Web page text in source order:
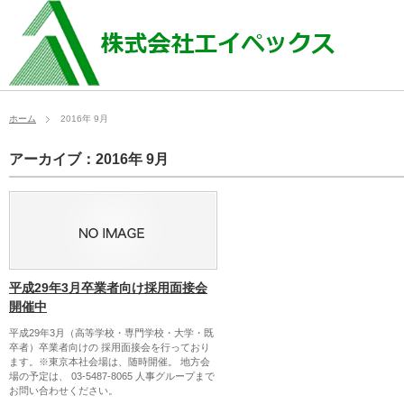
ホーム 2016年 9月
アーカイブ：2016年 9月
平成29年3月卒業者向け採用面接会
開催中
平成29年3月（高等学校・専門学校・大学・既
卒者）卒業者向けの 採用面接会を行っており
ます。※東京本社会場は、随時開催。 地方会
場の予定は、 03-5487-8065 人事グループまで
お問い合わせください。